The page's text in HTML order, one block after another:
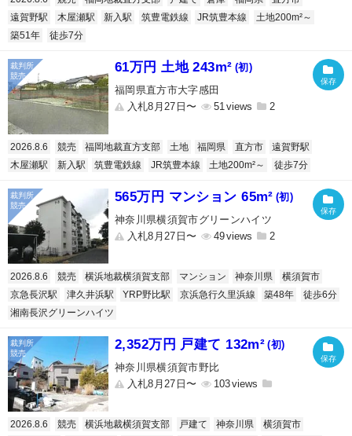
遠賀野駅
木屋瀬駅 新入駅 筑豊電鉄線 JR筑豊本線
土地200m²～
築51年
徒歩7分
61万円 土地 243m² (初)
福岡県直方市大字感田
入札8月27日〜
51 2
2026.8.6 競売 福岡地裁直方支部 土地 福岡県 直方市
遠賀野駅
木屋瀬駅
新入駅 筑豊電鉄線 JR筑豊本線 土地200m²～ 徒歩7分
565万円 マンション 65m² (初)
神奈川県横須賀市グリーンハイツ
入札8月27日〜
49 2
2026.8.6 競売 横浜地裁横須賀支部 マンション 神奈川県
横須賀市
京急長沢駅
津久井浜駅 YRP野比駅 京浜急行久里浜線 築48年
徒歩6分
湘南長沢グリーンハイツ
2,352万円 戸建て 132m² (初)
神奈川県横須賀市野比
入札8月27日〜
103
2026.8.6 競売 横浜地裁横須賀支部 戸建て 神奈川県
横須賀市